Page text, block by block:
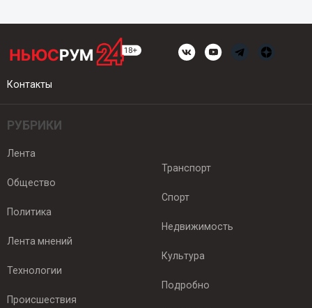
Контакты
РУБРИКИ
Лента
Общество
Политика
Лента мнений
Технологии
Происшествия
Транспорт
Спорт
Недвижимость
Культура
Подробно